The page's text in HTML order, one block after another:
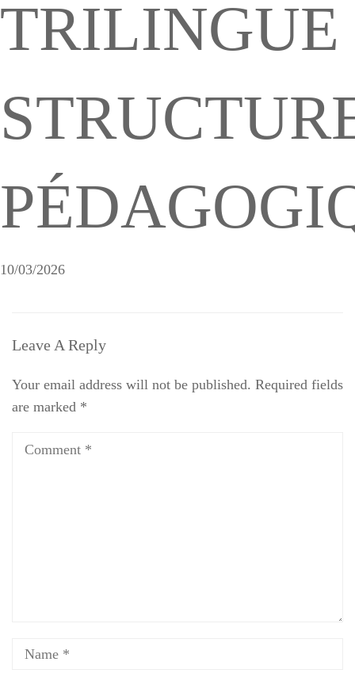
TRILINGUE
10/03/2026
Leave A Reply
Your email address will not be published. Required fields
are marked *